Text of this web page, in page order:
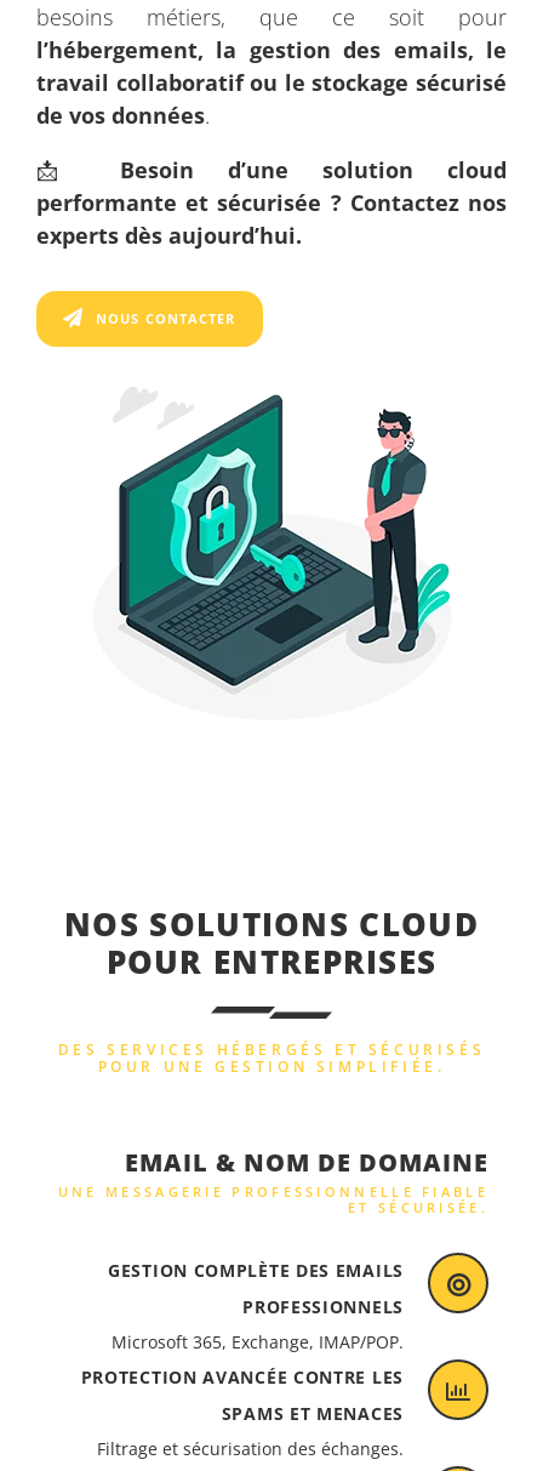
besoins métiers, que ce soit pour
l’hébergement, la gestion des emails, le
travail collaboratif ou le stockage sécurisé
de vos données.
📩 Besoin d’une solution cloud
performante et sécurisée ? Contactez nos
experts dès aujourd’hui.
NOUS CONTACTER
NOS SOLUTIONS CLOUD
POUR ENTREPRISES
DES SERVICES HÉBERGÉS ET SÉCURISÉS
POUR UNE GESTION SIMPLIFIÉE.
EMAIL & NOM DE DOMAINE
UNE MESSAGERIE PROFESSIONNELLE FIABLE
ET SÉCURISÉE.
GESTION COMPLÈTE DES EMAILS
PROFESSIONNELS
Microsoft 365, Exchange, IMAP/POP.
PROTECTION AVANCÉE CONTRE LES
SPAMS ET MENACES
Filtrage et sécurisation des échanges.